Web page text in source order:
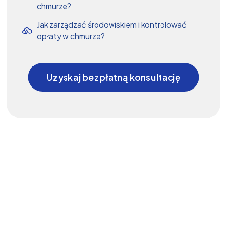
chmurze?
Jak zarządzać środowiskiem i kontrolować
opłaty w chmurze?
Uzyskaj bezpłatną konsultację